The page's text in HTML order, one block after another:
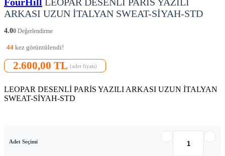
ARKASI UZUN İTALYAN SWEAT-SİYAH-STD
4.00 Değerlendirme
44 kez görüntülendi!
2.600,00 TL (adet fiyatı)
LEOPAR DESENLİ PARİS YAZILI ARKASI UZUN İTALYAN
SWEAT-SİYAH-STD
Adet Seçimi